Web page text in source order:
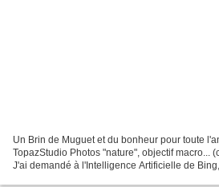
Un Brin de Muguet et du bonheur pour toute
TopazStudio Photos "nature", objectif macro... (cliquer pour les voir en entier)
J'ai demandé à l'Intelligence Artificielle de